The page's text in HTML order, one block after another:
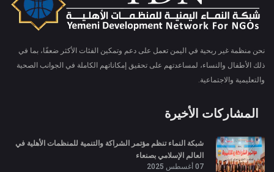
نحن منظمة غير ربحية في اليمن تعمل على دعم وتمكين الفئات الأكثر ضعفًا، بما في
ذلك الأطفال والنساء، لمساعدتهم على تحقيق إمكاناتهم الكاملة في الجوانب الصحية
والتعليمية والاجتماعية.
المشاركات الأخيرة
شبكة النماء تنظم مؤتمر الشراكة والتنمية للمنظمات الأهلية في
العالم الإسلامي بصنعاء
07 أغسطس 2025